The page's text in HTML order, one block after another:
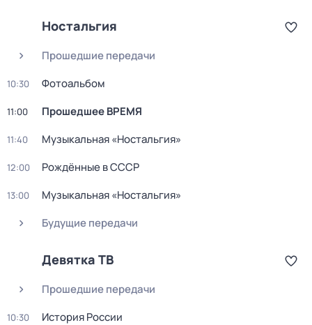
Ностальгия
Прошедшие передачи
10:30 Фотоальбом
11:00 Прошедшее ВРЕМЯ
11:40 Музыкальная «Ностальгия»
12:00 Рождённые в СССР
13:00
Музыкальная «Ностальгия»
Будущие передачи
Девятка ТВ
Прошедшие передачи
10:30 История России